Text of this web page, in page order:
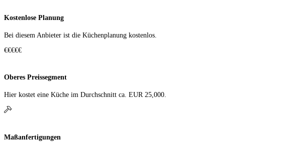
Kostenlose Planung
Bei diesem Anbieter ist die Küchen­planung kostenlos.
€€€€€
Oberes Preissegment
Hier kostet eine Küche im Durch­schnitt ca. EUR 25,000.
Maßanfertigungen